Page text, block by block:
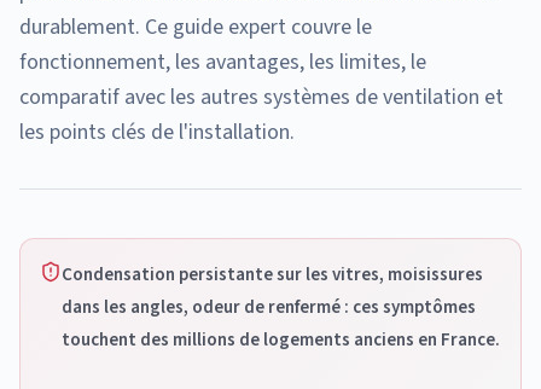
durablement. Ce guide expert couvre le
fonctionnement, les avantages, les limites, le
comparatif avec les autres systèmes de ventilation et
les points clés de l'installation.
Condensation persistante sur les vitres, moisissures
dans les angles, odeur de renfermé : ces symptômes
touchent des millions de logements anciens en France.